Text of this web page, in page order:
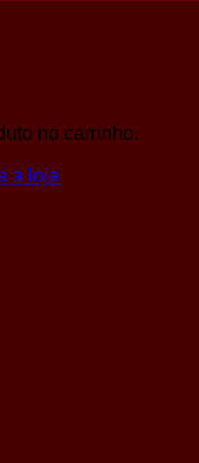
no carrinho.
a loja